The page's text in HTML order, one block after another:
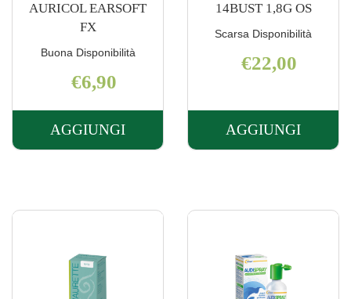
AURICOL EARSOFT
FX
Buona Disponibilità
€6,90
AGGIUNGI
AGGIUNGI 3M
14BUST 1,8G OS
Scarsa Disponibilità
€22,00
AGGIUNGI
AGGIUNGI